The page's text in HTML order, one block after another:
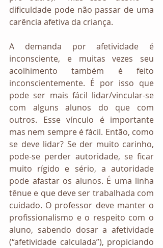
dificuldade pode não passar de uma
carência afetiva da criança.
A demanda por afetividade é
inconsciente, e muitas vezes seu
acolhimento também é feito
inconscientemente. É por isso que
pode ser mais fácil lidar/vincular-se
com alguns alunos do que com
outros. Esse vínculo é importante
mas nem sempre é fácil. Então, como
se deve lidar? Se der muito carinho,
pode-se perder autoridade, se ficar
muito rígido e sério, a autoridade
pode afastar os alunos. É uma linha
tênue e que deve ser trabalhada com
cuidado. O professor deve manter o
profissionalismo e o respeito com o
aluno, sabendo dosar a afetividade
(“afetividade calculada”), propiciando